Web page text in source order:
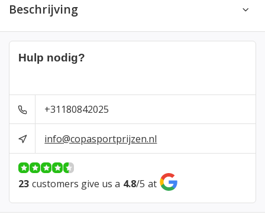
Beschrijving
Hulp nodig?
+31180842025
info@copasportprijzen.nl
23 customers give us a 4.8/5 at